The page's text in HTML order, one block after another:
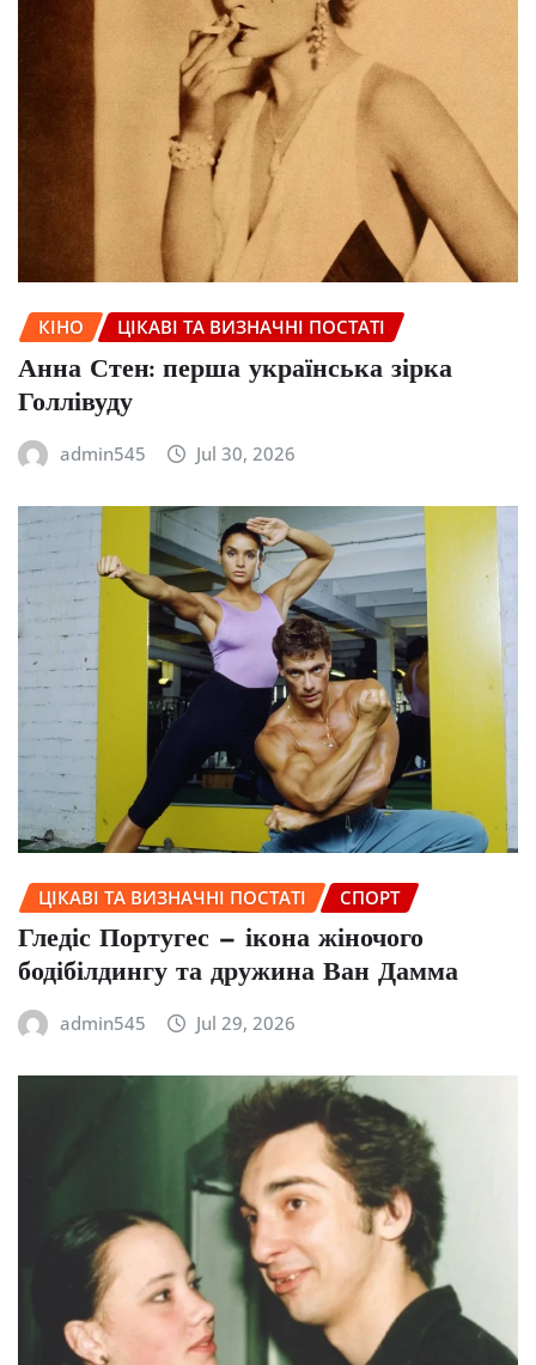
КІНО ЦІКАВІ ТА ВИЗНАЧНІ ПОСТАТІ
Анна Стен: перша українська зірка
Голлівуду
admin545 Jul 30, 2026
ЦІКАВІ ТА ВИЗНАЧНІ ПОСТАТІ СПОРТ
Гледіс Португес — ікона жіночого
бодібілдингу та дружина Ван Дамма
admin545 Jul 29, 2026